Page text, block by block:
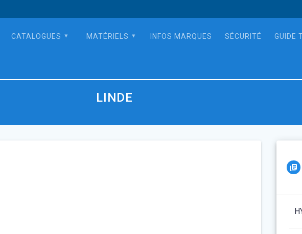
CATALOGUES MATÉRIELS INFOS MARQUES SÉCURITÉ GUIDE
LINDE